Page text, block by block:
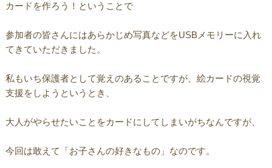
カードを作ろう！ということで
参加者の皆さんにはあらかじめ写真などをUSBメモリーに入れ
てきていただきました。
私もいち保護者として覚えのあることですが、絵カードの視覚
支援をしようというとき、
大人がやらせたいことをカードにしてしまいがちなんですが、
今回は敢えて「お子さんの好きなもの」なのです。